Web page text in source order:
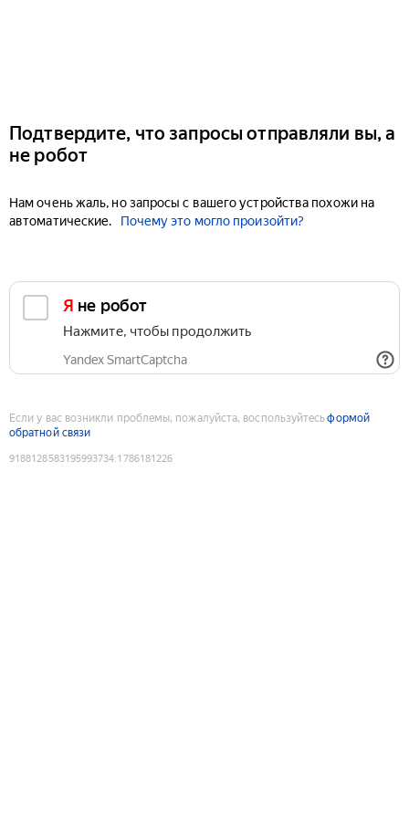
Подтвердите, что запросы отправляли вы, а
не робот
Нам очень жаль, но запросы с вашего устройства похожи на
автоматические.
Почему это могло произойти?
Я не робот
Нажмите, чтобы продолжить
Yandex SmartCaptcha
Если у вас возникли проблемы, пожалуйста, воспользуйтесьформой
обратной связи
9188128583195993734:1786181226